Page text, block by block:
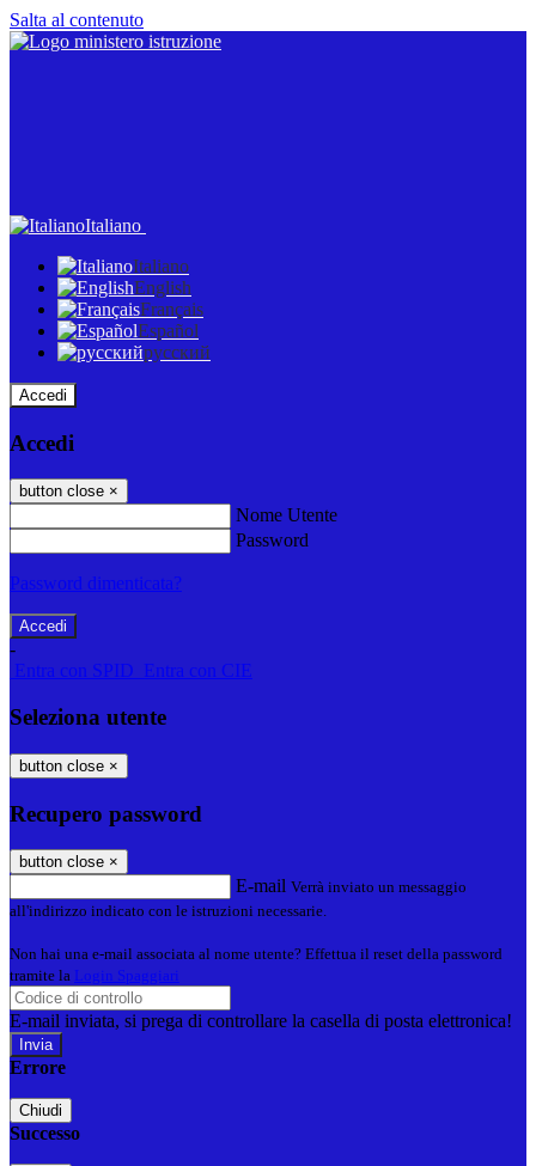
Salta al contenuto
Italiano
Italiano
English
Français
Español
русский
Accedi
Accedi
button close ×
Nome Utente
Password
Password dimenticata?
-
Entra con SPID
Entra con CIE
Seleziona utente
button close ×
Recupero password
button close ×
E-mail Verrà inviato un messaggio
all'indirizzo indicato con le istruzioni necessarie.
Non hai una e-mail associata al nome utente? Effettua il reset della password
tramite la Login Spaggiari
E-mail inviata, si prega di controllare la casella di posta elettronica!
Errore
Chiudi
Successo